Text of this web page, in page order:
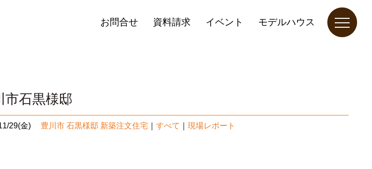
お問合せ 資料請求 イベント モデルハウス
市石黒様邸
29(金) 豊川市 石黒様邸 新築注文住宅 すべて 現場レポート